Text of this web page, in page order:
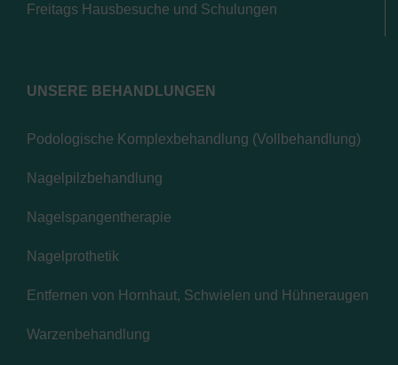
Freitags Hausbesuche und Schulungen
UNSERE BEHANDLUNGEN
Podologische Komplexbehandlung (Vollbehandlung)
Nagelpilzbehandlung
Nagelspangentherapie
Nagelprothetik
Entfernen von Hornhaut, Schwielen und Hühneraugen
Warzenbehandlung